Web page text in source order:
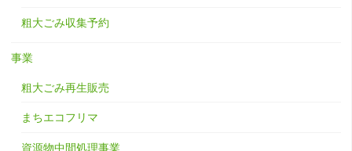
粗大ごみ収集予約
事業
粗大ごみ再生販売
まちエコフリマ
資源物中間処理事業